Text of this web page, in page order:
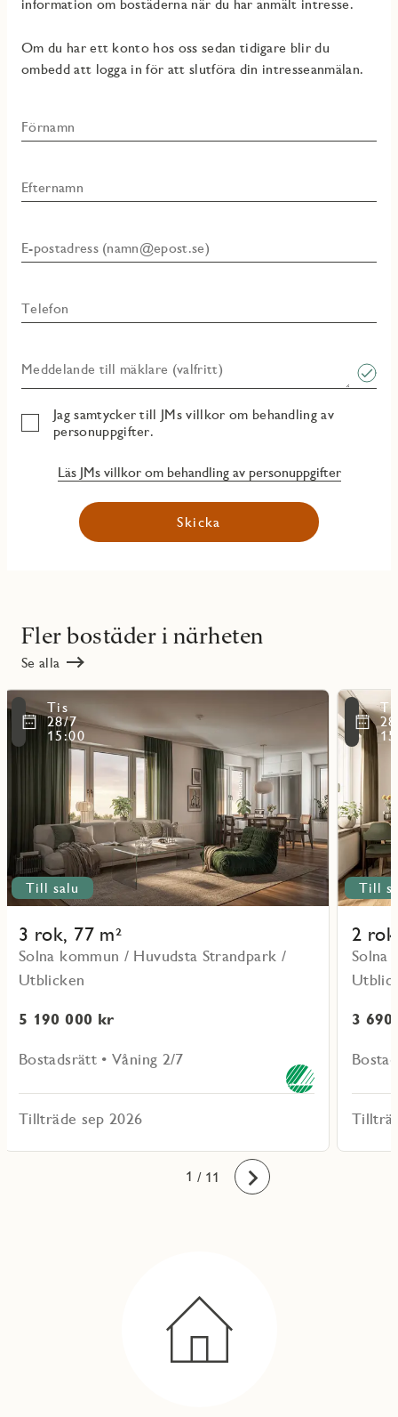
information om bostäderna när du har anmält intresse.
Om du har ett konto hos oss sedan tidigare blir du
ombedd att logga in för att slutföra din intresseanmälan.
Förnamn
Efternamn
E-postadress (namn@epost.se)
Telefon
Meddelande till mäklare (valfritt)
Jag samtycker till JMs villkor om behandling av
personuppgifter.
Läs JMs villkor om behandling av personuppgifter
Skicka
Fler bostäder i närheten
Se alla
Till salu
3 rok, 77 m²
Solna kommun / Huvudsta Strandpark /
Utblicken
5 190 000 kr
Bostadsrätt • Våning 2/7
Tillträde sep 2026
Tis
28/7
15:00
Läs
mer
objekt
Till
2
Solna
3
Läs
mer
om
objekt
11403
1
2
3
4
5
6
7
8
9
10
11 / 11 Framåt